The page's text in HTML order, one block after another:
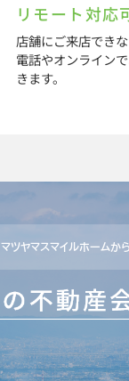
リモート対応
店舗にご来店できな
電話やオンライン
きます。
マツヤマスマイルホームか